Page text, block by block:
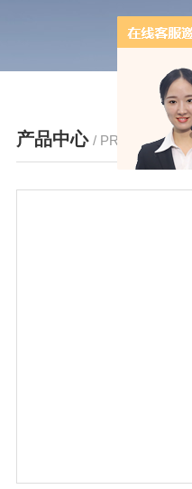
产品中心 / PRODUCTS